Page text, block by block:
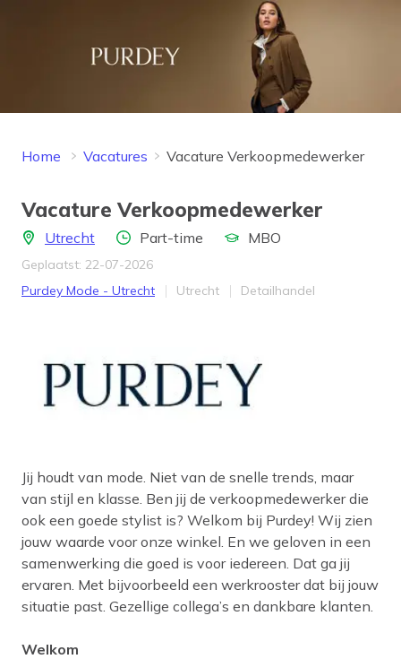
Home Vacatures Vacature Verkoopmedewerker
Vacature Verkoopmedewerker
LocatieUtrechtAantal uren
Part-time Opleidingsniveau
MBO
Geplaatst: 22-07-2026
Bedrijf
Purdey Mode - Utrecht Provincie
Utrecht Werkveld
Detailhandel
Jij houdt van mode. Niet van de snelle trends, maar
van stijl en klasse. Ben jij de verkoopmedewerker die
ook een goede stylist is? Welkom bij Purdey! Wij zien
jouw waarde voor onze winkel. En we geloven in een
samenwerking die goed is voor iedereen. Dat ga jij
ervaren. Met bijvoorbeeld een werkrooster dat bij jouw
situatie past. Gezellige collega’s en dankbare klanten.
Welkom